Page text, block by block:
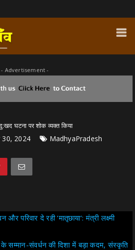
- Advertisement -
घटना पर शोक व्यक्त किया
30, 2024 MadhyaPradesh
और परिवार दे रही ‘मातृछाया‘: मंत्री लक्ष्मी
के सम्मान-संवर्धन की दिशा में बड़ा कदम, संस्कृति